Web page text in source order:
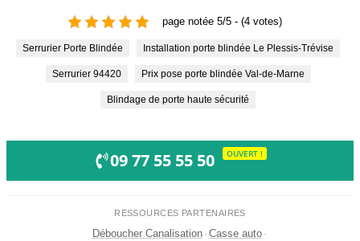
page notée 5/5 - (4 votes)
Serrurier Porte Blindée Installation porte blindée Le Plessis-Trévise
Serrurier 94420 Prix pose porte blindée Val-de-Marne
Blindage de porte haute sécurité
09 77 55 55 50 OUVERT !
RESSOURCES PARTENAIRES
Déboucher Canalisation · Casse auto ·